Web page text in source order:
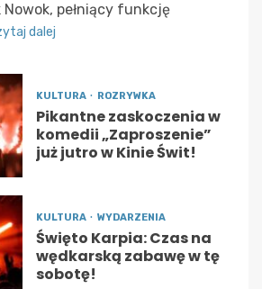
Nowok, pełniący funkcję
dalej
KULTURA ROZRYWKA
Pikantne zaskoczenia w
komedii „Zaproszenie”
już jutro w Kinie Świt!
KULTURA WYDARZENIA
Święto Karpia: Czas na
wędkarską zabawę w tę
sobotę!